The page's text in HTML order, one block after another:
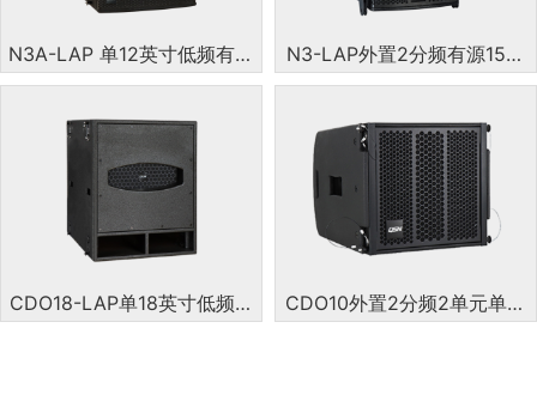
N3A-LAP 单12英寸低频有源
线阵次低配套扬声器系统
N3-LAP外置2分频有源15单
元3英寸全频线阵列扬声器系
CDO18-LAP单18英寸低频有
源线性阵列扬声器系统
CDO10外置2分频2单元单10
寸同轴全频线阵列扬声器系